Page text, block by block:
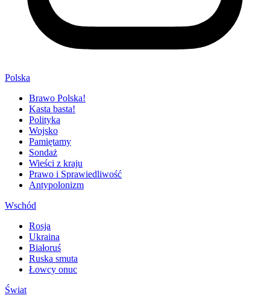
Polska
Brawo Polska!
Kasta basta!
Polityka
Wojsko
Pamiętamy
Sondaż
Wieści z kraju
Prawo i Sprawiedliwość
Antypolonizm
Wschód
Rosja
Ukraina
Białoruś
Ruska smuta
Łowcy onuc
Świat